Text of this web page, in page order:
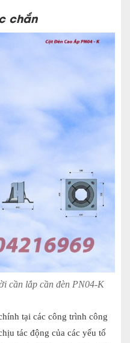
chắn
cần lắp cần đèn PN04-K
tại các công trình công
tác động của các yếu tố